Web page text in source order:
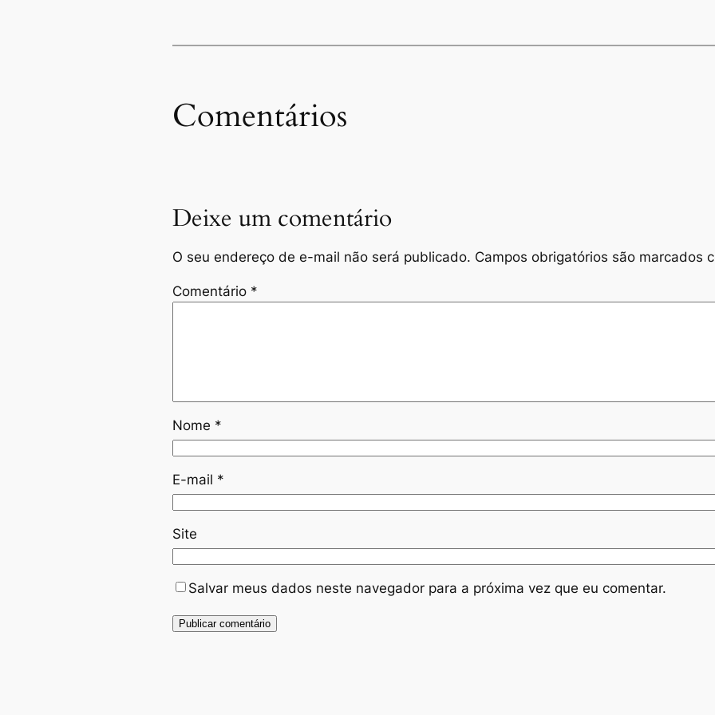
Comentários
Deixe um comentário
O seu endereço de e-mail não será publicado. Campos obrigatórios são marcados
Comentário *
Nome *
E-mail *
Site
Salvar meus dados neste navegador para a próxima vez que eu comentar.